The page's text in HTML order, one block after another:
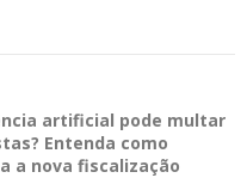
artificial pode multar
Entenda como
a nova fiscalização